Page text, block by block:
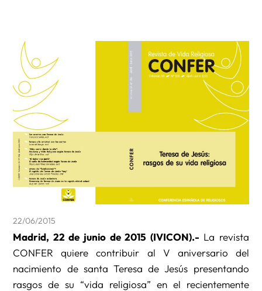
22/06/2015
Madrid, 22 de junio de 2015 (IVICON).- La revista
CONFER quiere contribuir al V aniversario del
nacimiento de santa Teresa de Jesús presentando
rasgos de su “vida religiosa” en el recientemente